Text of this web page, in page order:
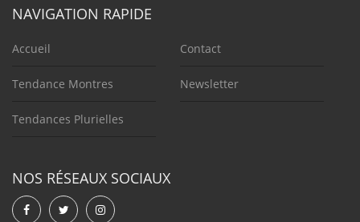
NAVIGATION RAPIDE
Accueil
Tendance Montres
Tendances Plurielles
Contact
Newsletter
NOS RÉSEAUX SOCIAUX